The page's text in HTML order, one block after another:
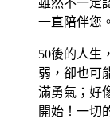
雖然不一定
一直陪伴您。
50後的人生
弱，卻也可
滿勇氣；好
開始！一切